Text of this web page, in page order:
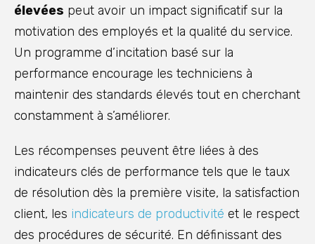
élevées peut avoir un impact significatif sur la
motivation des employés et la qualité du service.
Un programme d’incitation basé sur la
performance encourage les techniciens à
maintenir des standards élevés tout en cherchant
constamment à s’améliorer.
Les récompenses peuvent être liées à des
indicateurs clés de performance tels que le taux
de résolution dès la première visite, la satisfaction
client, les indicateurs de productivité et le respect
des procédures de sécurité. En définissant des